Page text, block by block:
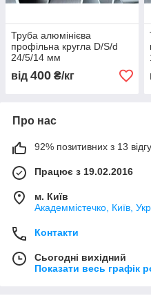
Труба алюмінієва
профільна кругла D/S/d
24/5/14 мм
від 400 ₴/кг
Про нас
92% позитивних з 13
Працює з 19.02.2016
м. Київ
Академмістечко, Київ,
Контакти
Сьогодні вихідний
Показати весь графік